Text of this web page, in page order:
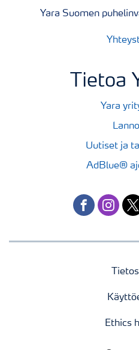
Yara Suomen
Tietoa
Yara
Uutiset ja
AdBlue®
facebook
Ethics